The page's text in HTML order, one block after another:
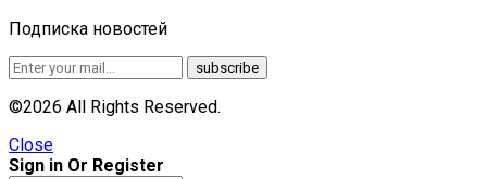
Подписка новостей
©2026 All Rights Reserved.
Close
Sign in Or Register